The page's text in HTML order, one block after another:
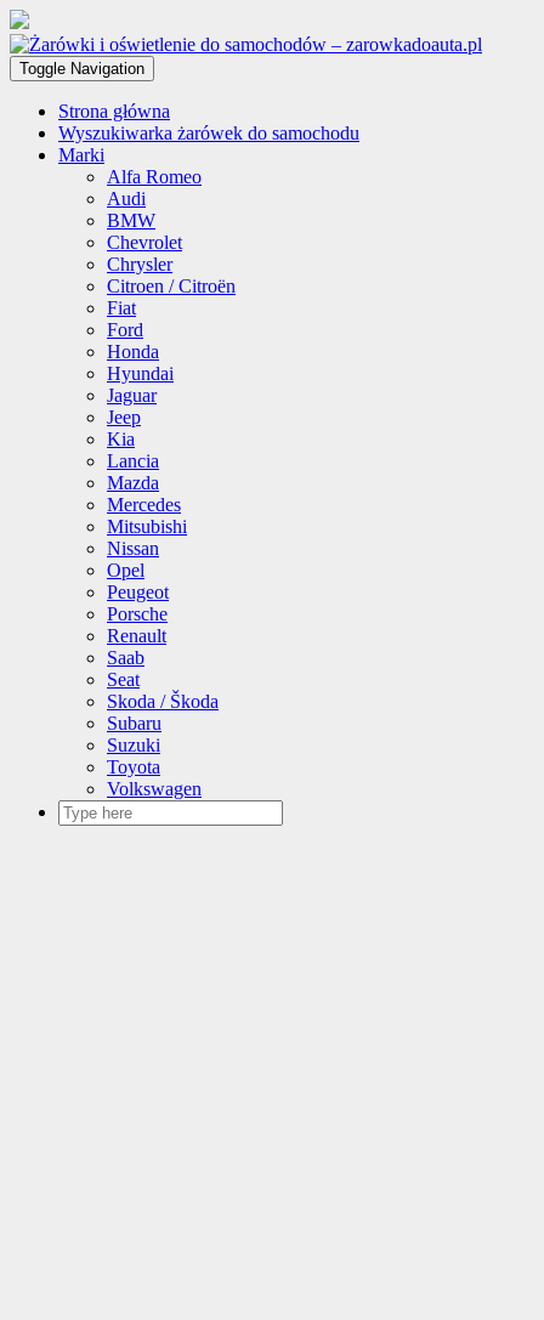
Toggle Navigation
Strona główna
Wyszukiwarka żarówek do samochodu
Marki
Alfa Romeo
Audi
BMW
Chevrolet
Chrysler
Citroen / Citroën
Fiat
Ford
Honda
Hyundai
Jaguar
Jeep
Kia
Lancia
Mazda
Mercedes
Mitsubishi
Nissan
Opel
Peugeot
Porsche
Renault
Saab
Seat
Skoda / Škoda
Subaru
Suzuki
Toyota
Volkswagen